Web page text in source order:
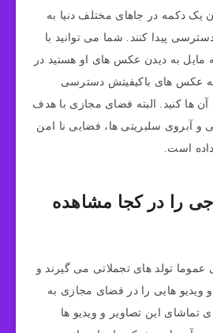
یک دکمه در جاهای مختلف دنیا به
دسترسی پیدا کنند. شما می توانید با
به دیدن عکس های او هستید در
عکس های باکیفیتش دسترسی
آن ها کنید. البته فضای مجازی با هدف
آبروی سلبریتی ها، فضایی نا امن
است.
را در کجا مشاهده
عموما تولد های تجملاتی می گیرند و
ویدیو هایی را در فضای مجازی به
تماشای این تصاویر و ویدیو ها